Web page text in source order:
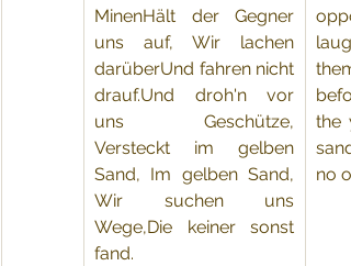
MinenHält der Gegner
uns auf, Wir lachen
darüberUnd fahren nicht
drauf.Und droh'n vor
uns Geschütze,
Versteckt im gelben
Sand, Im gelben Sand,
Wir suchen uns
Wege,Die keiner sonst
fand.
the
no